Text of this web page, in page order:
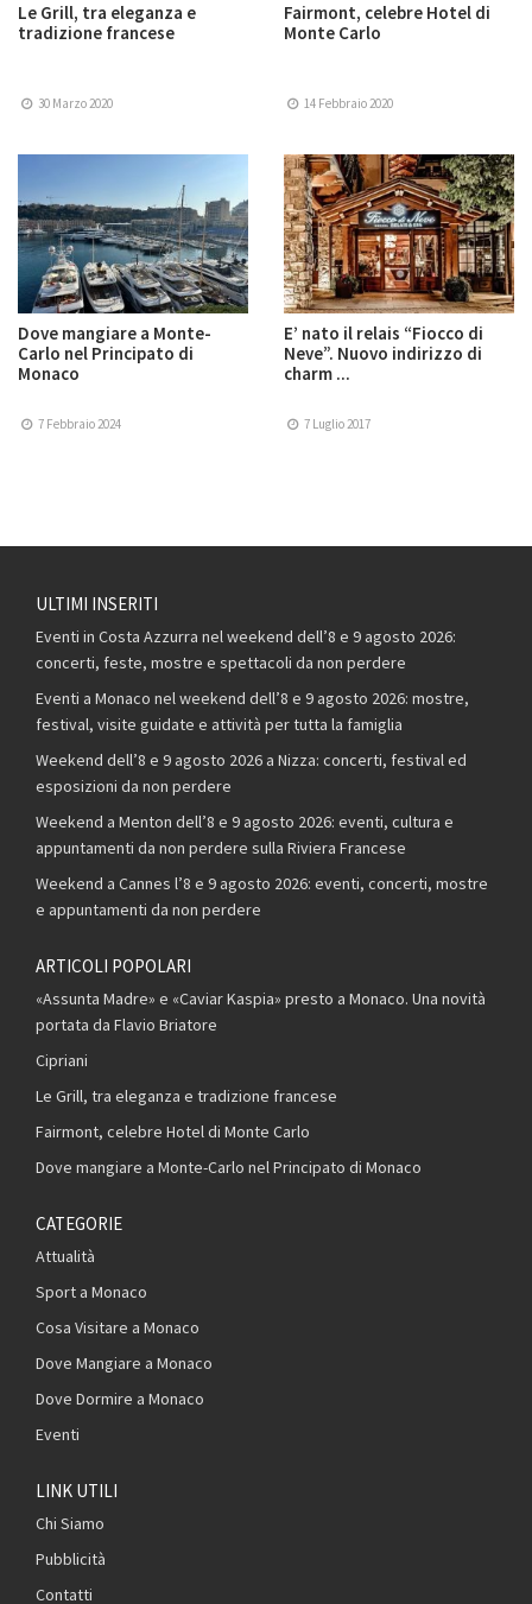
Le Grill, tra eleganza e
tradizione francese
30 Marzo 2020
Fairmont, celebre Hotel di
Monte Carlo
14 Febbraio 2020
Dove mangiare a Monte-
Carlo nel Principato di
Monaco
7 Febbraio 2024
E’ nato il relais “Fiocco di
Neve”. Nuovo indirizzo di
charm ...
7 Luglio 2017
ULTIMI INSERITI
Eventi in Costa Azzurra nel weekend dell’8 e 9 agosto 2026:
concerti, feste, mostre e spettacoli da non perdere
Eventi a Monaco nel weekend dell’8 e 9 agosto 2026: mostre,
festival, visite guidate e attività per tutta la famiglia
Weekend dell’8 e 9 agosto 2026 a Nizza: concerti, festival ed
esposizioni da non perdere
Weekend a Menton dell’8 e 9 agosto 2026: eventi, cultura e
appuntamenti da non perdere sulla Riviera Francese
Weekend a Cannes l’8 e 9 agosto 2026: eventi, concerti, mostre
e appuntamenti da non perdere
ARTICOLI POPOLARI
«Assunta Madre» e «Caviar Kaspia» presto a Monaco. Una novità
portata da Flavio Briatore
Cipriani
Le Grill, tra eleganza e tradizione francese
Fairmont, celebre Hotel di Monte Carlo
Dove mangiare a Monte-Carlo nel Principato di Monaco
CATEGORIE
Attualità
Sport a Monaco
Cosa Visitare a Monaco
Dove Mangiare a Monaco
Dove Dormire a Monaco
Eventi
LINK UTILI
Chi Siamo
Pubblicità
Contatti